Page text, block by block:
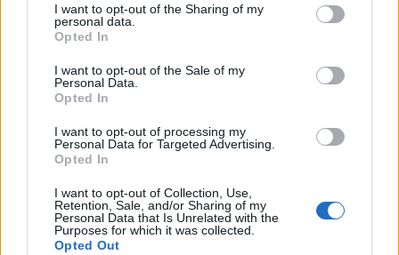
I want to opt-out of the Sharing of my
personal data.
Opted In
I want to opt-out of the Sale of my
Personal Data.
Opted In
I want to opt-out of processing my
Personal Data for Targeted Advertising.
Opted In
I want to opt-out of Collection, Use,
Retention, Sale, and/or Sharing of my
Personal Data that Is Unrelated with the
Purposes for which it was collected.
Opted Out
μάθετε πρώτοιόλες τις ειδήσεις
ΕΟΡΤΟΛΟΓΙΟ
ΕΟΡΤΗ
ΑΓΙΟΛΟΓΙΟ